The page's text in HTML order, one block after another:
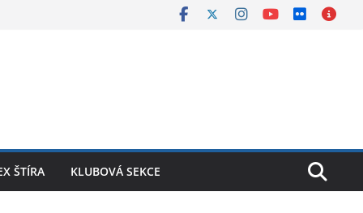
ŠTÍRA KLUBOVÁ SEKCE